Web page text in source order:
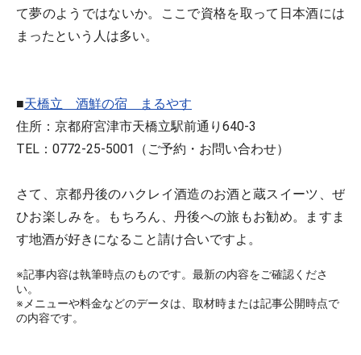
て夢のようではないか。ここで資格を取って日本酒には
まったという人は多い。
■天橋立 酒鮮の宿 まるやす
住所：京都府宮津市天橋立駅前通り640-3
TEL：0772-25-5001（ご予約・お問い合わせ）
さて、京都丹後のハクレイ酒造のお酒と蔵スイーツ、ぜ
ひお楽しみを。もちろん、丹後への旅もお勧め。ますま
す地酒が好きになること請け合いですよ。
※記事内容は執筆時点のものです。最新の内容をご確認くださ
い。
※メニューや料金などのデータは、取材時または記事公開時点で
の内容です。